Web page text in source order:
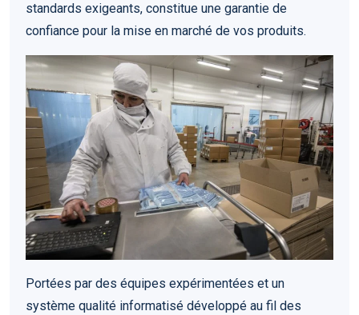
standards exigeants, constitue une garantie de
confiance pour la mise en marché de vos produits.
Portées par des équipes expérimentées et un
système qualité informatisé développé au fil des